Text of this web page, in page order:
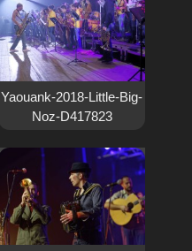
Yaouank-2018-Little-Big-
Noz-D417823